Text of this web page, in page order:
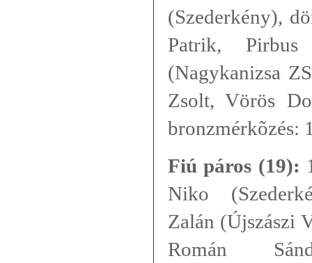
(Szederkény),
Patrik,
(Nagykanizsa
Zsolt, Vörös
bronzmérkõzés:
Fiú páros (19):
Niko
Zalán (Újszászi
Román